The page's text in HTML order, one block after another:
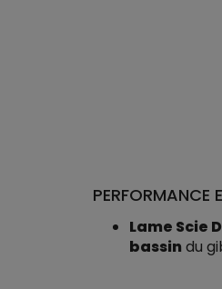
PERFORMANCE
Lame Scie
bassin du